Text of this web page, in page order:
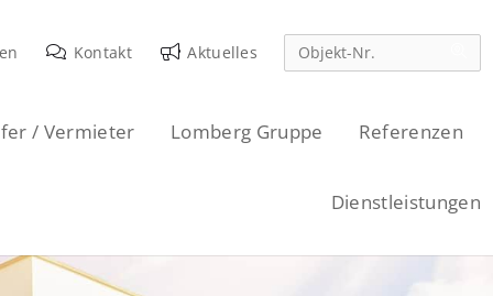
Kontakt Aktuelles
/ Vermieter Lomberg Gruppe Referenzen
Dienstleistungen